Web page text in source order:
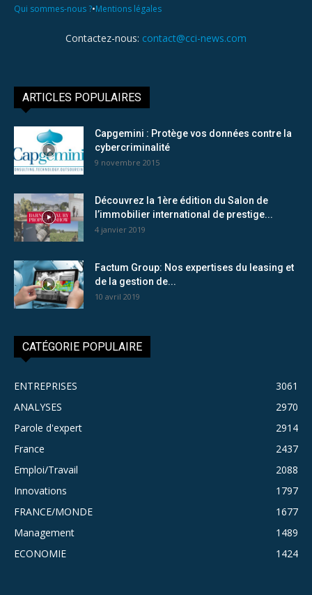
Qui sommes-nous ?•Mentions légales
Contactez-nous: contact@cci-news.com
ARTICLES POPULAIRES
Capgemini : Protège vos données contre la
cybercriminalité
9 novembre 2015
Découvrez la 1ère édition du Salon de
l’immobilier international de prestige...
4 janvier 2019
Factum Group: Nos expertises du leasing et
de la gestion de...
10 avril 2019
CATÉGORIE POPULAIRE
ENTREPRISES
3061
ANALYSES
2970
Parole d'expert
2914
France
2437
Emploi/Travail
2088
Innovations
1797
FRANCE/MONDE
1677
Management
1489
ECONOMIE
1424